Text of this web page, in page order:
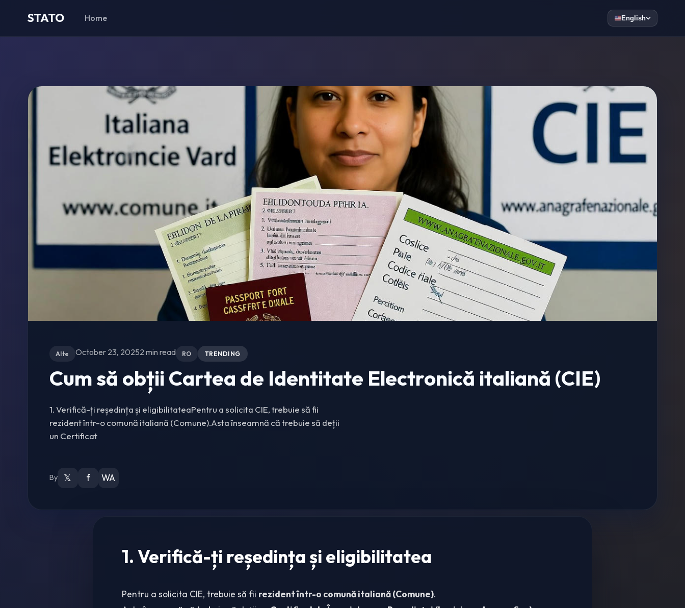
STATO Home English
Alte October 23, 20252 min read RO TRENDING
Cum să obții Cartea de Identitate Electronică italiană (CIE)
1. Verifică-ți reședința și eligibilitateaPentru a solicita CIE, trebuie să fii
rezident într-o comună italiană (Comune).Asta înseamnă că trebuie să deții
un Certificat
By 𝕏 f WA
1. Verifică-ți reședința și eligibilitatea
Pentru a solicita CIE, trebuie să fii rezident într-o comună italiană (Comune).